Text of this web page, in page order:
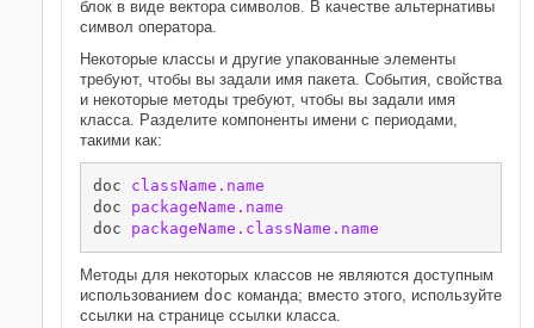
блок в виде вектора символов. В качестве альтернативы
символ оператора.
Некоторые классы и другие упакованные элементы
требуют, чтобы вы задали имя пакета. События, свойства
и некоторые методы требуют, чтобы вы задали имя
класса. Разделите компоненты имени с периодами,
такими как:
doc className.name
doc packageName.name
doc packageName.className.name
Методы для некоторых классов не являются доступным
использованием doc команда; вместо этого, используйте
ссылки на странице ссылки класса.